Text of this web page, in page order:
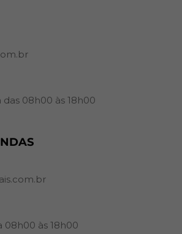
08h00 às 18h00
08h00 às 18h00